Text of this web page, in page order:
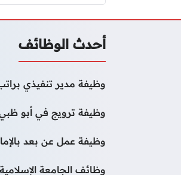
أحدث الوظائف
وظيفة مدير تنفيذي
وظيفة ترويج في أبو
وظيفة عمل عن بعد
وظائف الجامعة